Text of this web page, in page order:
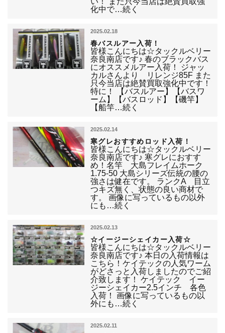
化中で…続く
2025.02.18
春バスルアー入荷！
皆様こんにちは☆タックルベリー
奈良南店です♪ 春のブラックバス
にオススメルアー入荷！ ジャッ
カルさんより リレンジ85F また
只今当店は絶賛買取強化中です！
特に！ 【バスルアー】【バスワ
ーム】【バスロッド】【磯竿】
【船竿…続く
2025.02.14
寒グレおすすめロッド入荷！
皆様こんにちは☆タックルベリー
奈良南店です♪ 寒グレにおすす
め！名竿 大島フレイムホーク
1.75-50 大島シリーズ伝統の腰の
強さは健在です。 ランクA 目立
つキズ無く、状態の良い商材で
す。 画像に写っているもの以外
にも…続く
2025.02.13
☆イージーシェイカー入荷☆
皆様こんにちは☆タックルベリー
奈良南店です♪ 本日の入荷情報は
こちら！ケイテックの人気ワーム
がどさっと入荷しましたのでご紹
介致します！ ケイテック イー
ジーシェイカー2.5インチ 各色
入荷！ 画像に写っているもの以
外にも…続く
2025.02.11